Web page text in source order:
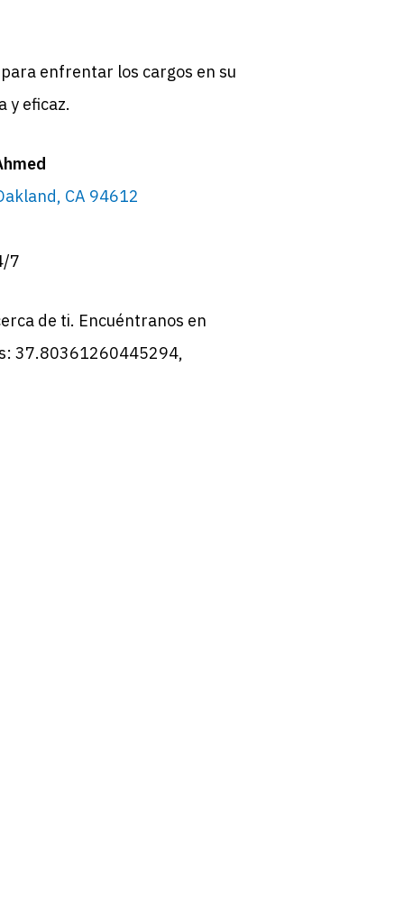
enfrentar los cargos en su
y eficaz.
CA 94612
7
de ti. Encuéntranos en
37.80361260445294,